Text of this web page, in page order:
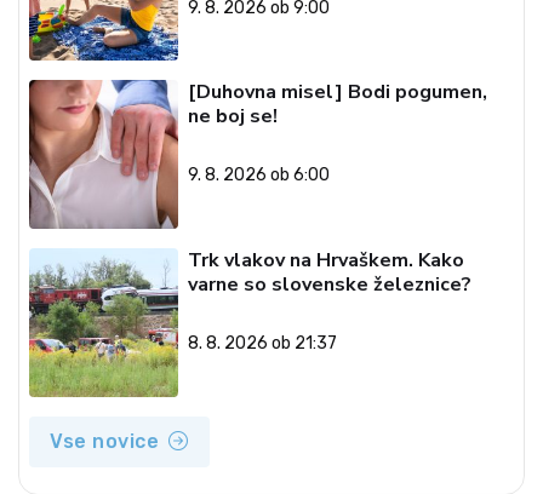
9. 8. 2026 ob 9:00
[Duhovna misel] Bodi pogumen,
ne boj se!
9. 8. 2026 ob 6:00
Trk vlakov na Hrvaškem. Kako
varne so slovenske železnice?
8. 8. 2026 ob 21:37
Vse novice